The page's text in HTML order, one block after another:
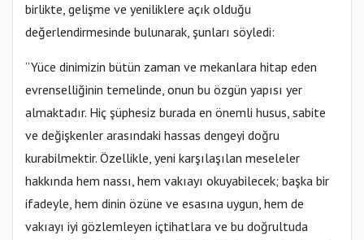
birlikte, gelişme ve yeniliklere açık olduğu
değerlendirmesinde bulunarak, şunları söyledi:
“Yüce dinimizin bütün zaman ve mekanlara hitap eden
evrenselliğinin temelinde, onun bu özgün yapısı yer
almaktadır. Hiç şüphesiz burada en önemli husus, sabite
ve değişkenler arasındaki hassas dengeyi doğru
kurabilmektir. Özellikle, yeni karşılaşılan meseleler
hakkında hem nassı, hem vakıayı okuyabilecek; başka bir
ifadeyle, hem dinin özüne ve esasına uygun, hem de
vakıayı iyi gözlemleyen içtihatlara ve bu doğrultuda